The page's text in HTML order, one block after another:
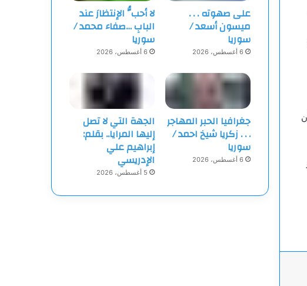
على صهوته . . .
ميسون أسعد /
سوريا
6 أغسطس، 2026
لا أحبُّ الإنتظارَ عند
البابِ …صفاء محمد /
سوريا
6 أغسطس، 2026
جغرافيا الحبر المهاجر
‏. . . زكريا شيخ احمد /
سوريا
6 أغسطس، 2026
الجهة التي لا تصل
إليها المرايا.. بقلم:
إبراهيم علي
الإدريسي
5 أغسطس، 2026